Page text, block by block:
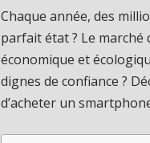
Chaque année, des
parfait état ? Le
économique et
dignes de confiance ?
d’acheter un